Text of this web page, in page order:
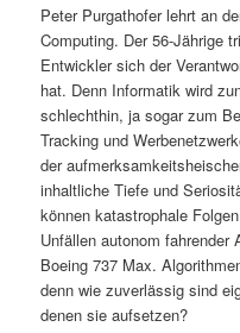
r
i
n
g
e
n
s
p
r
i
n
g
e
Peter Purgathofer lehrt an
Computing. Der 56-Jährige
Entwickler sich der
hat. Denn Informatik wird
schlechthin, ja sogar zum
Tracking und
der
inhaltliche Tiefe und
können katastrophale
Unfällen autonom fahrender
Boeing 737 Max.
denn wie zuverlässig sind
denen sie aufsetzen?